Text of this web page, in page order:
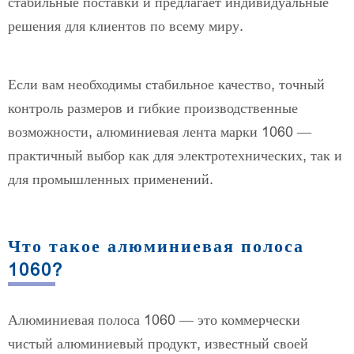
решения для клиентов по всему миру.
Если вам необходимы стабильное качество, точный
контроль размеров и гибкие производственные
возможности, алюминиевая лента марки 1060 —
практичный выбор как для электротехнических, так и
для промышленных применений.
Что такое алюминиевая полоса
1060?
Алюминиевая полоса 1060 — это коммерчески
чистый алюминиевый продукт, известный своей